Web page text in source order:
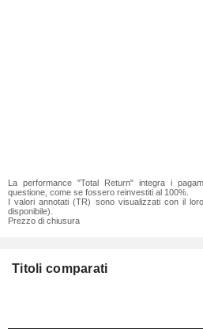
La performance "Total Return" integra i
questione, come se fossero reinvestiti al 100%.
I valori annotati (TR) sono visualizzati con il
disponibile).
Prezzo di chiusura
Titoli comparati